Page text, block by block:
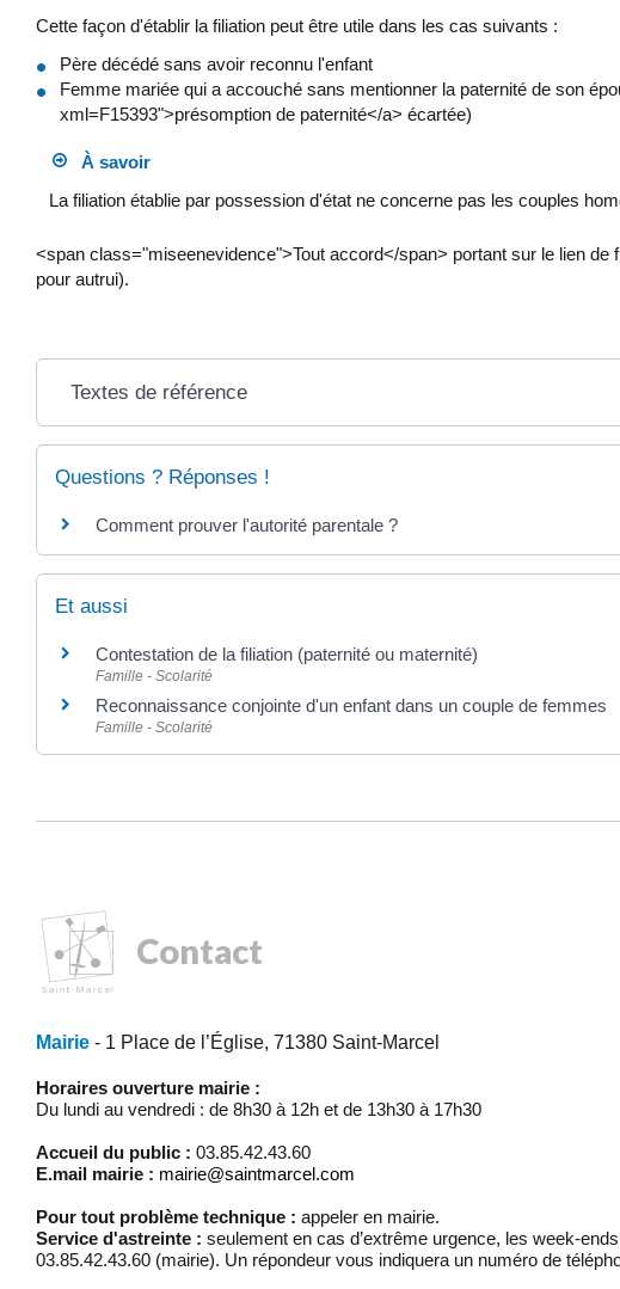
Cette façon d'établir la filiation peut être utile dans les cas suivants :
Père décédé sans avoir reconnu l'enfant
Femme mariée qui a accouché sans mentionner la paternité de son
xml=F15393">présomption de paternité</a> écartée)
À savoir
La filiation établie par possession d'état ne concerne pas les couples
<span class="miseenevidence">Tout accord</span> portant sur le lien
pour autrui).
Textes de référence
Questions ? Réponses !
Comment prouver l'autorité parentale ?
Et aussi
Contestation de la filiation (paternité ou maternité)
Famille - Scolarité
Reconnaissance conjointe d'un enfant dans un couple de femmes
Famille - Scolarité
Contact
Mairie - 1 Place de l’Église, 71380 Saint-Marcel
Horaires ouverture mairie :
Du lundi au vendredi : de 8h30 à 12h et de 13h30 à 17h30
Accueil du public : 03.85.42.43.60
E.mail mairie : mairie@saintmarcel.com
Pour tout problème technique : appeler en mairie.
Service d'astreinte : seulement en cas d’extrême urgence, les week-
03.85.42.43.60 (mairie). Un répondeur vous indiquera un numéro de